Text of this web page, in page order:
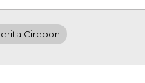
Cirebon